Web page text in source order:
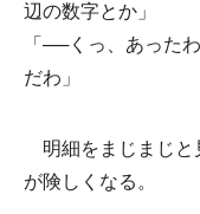
辺の数字とか」
「──くっ、あった
だわ」
明細をまじまじと
が険しくなる。